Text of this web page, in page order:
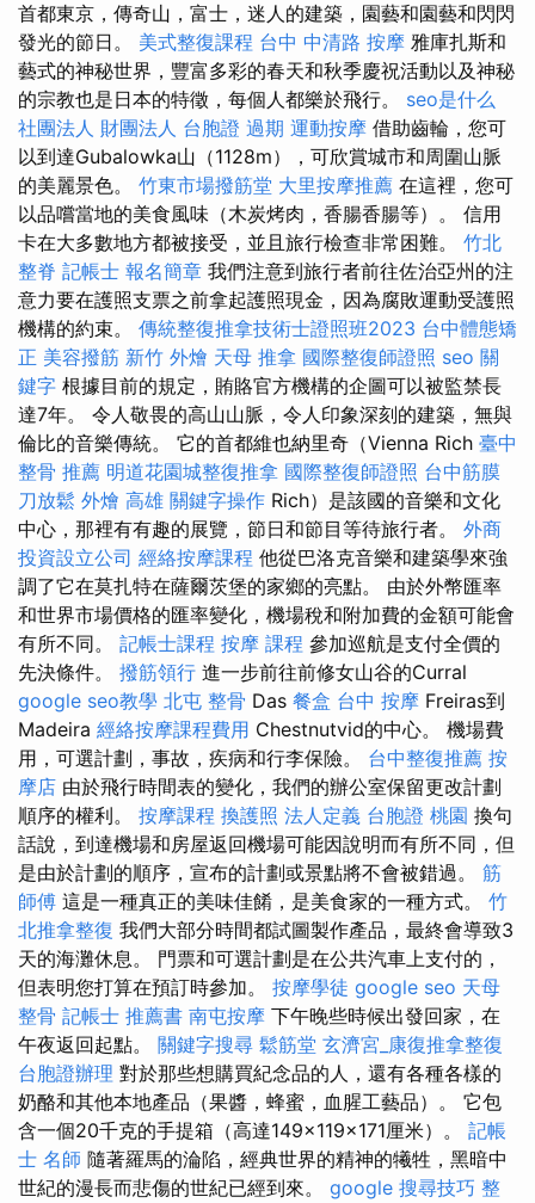
首都東京，傳奇山，富士，迷人的建築，園藝和園藝和閃閃
發光的節日。 美式整復課程 台中 中清路 按摩 雅庫扎斯和
藝式的神秘世界，豐富多彩的春天和秋季慶祝活動以及神秘
的宗教也是日本的特徵，每個人都樂於飛行。 seo是什么
社團法人 財團法人 台胞證 過期 運動按摩 借助齒輪，您可
以到達Gubalowka山（1128m），可欣賞城市和周圍山脈
的美麗景色。 竹東市場撥筋堂 大里按摩推薦 在這裡，您可
以品嚐當地的美食風味（木炭烤肉，香腸香腸等）。 信用
卡在大多數地方都被接受，並且旅行檢查非常困難。 竹北
整脊 記帳士 報名簡章 我們注意到旅行者前往佐治亞州的注
意力要在護照支票之前拿起護照現金，因為腐敗運動受護照
機構的約束。 傳統整復推拿技術士證照班2023 台中體態矯
正 美容撥筋 新竹 外燴 天母 推拿 國際整復師證照 seo 關
鍵字 根據目前的規定，賄賂官方機構的企圖可以被監禁長
達7年。 令人敬畏的高山山脈，令人印象深刻的建築，無與
倫比的音樂傳統。 它的首都維也納里奇（Vienna Rich 臺中
整骨 推薦 明道花園城整復推拿 國際整復師證照 台中筋膜
刀放鬆 外燴 高雄 關鍵字操作 Rich）是該國的音樂和文化
中心，那裡有有趣的展覽，節日和節目等待旅行者。 外商
投資設立公司 經絡按摩課程 他從巴洛克音樂和建築學來強
調了它在莫扎特在薩爾茨堡的家鄉的亮點。 由於外幣匯率
和世界市場價格的匯率變化，機場稅和附加費的金額可能會
有所不同。 記帳士課程 按摩 課程 參加巡航是支付全價的
先決條件。 撥筋領行 進一步前往前修女山谷的Curral
google seo教學 北屯 整骨 Das 餐盒 台中 按摩 Freiras到
Madeira 經絡按摩課程費用 Chestnutvid的中心。 機場費
用，可選計劃，事故，疾病和行李保險。 台中整復推薦 按
摩店 由於飛行時間表的變化，我們的辦公室保留更改計劃
順序的權利。 按摩課程 換護照 法人定義 台胞證 桃園 換句
話說，到達機場和房屋返回機場可能因說明而有所不同，但
是由於計劃的順序，宣布的計劃或景點將不會被錯過。 筋
師傅 這是一種真正的美味佳餚，是美食家的一種方式。 竹
北推拿整復 我們大部分時間都試圖製作產品，最終會導致3
天的海灘休息。 門票和可選計劃是在公共汽車上支付的，
但表明您打算在預訂時參加。 按摩學徒 google seo 天母
整骨 記帳士 推薦書 南屯按摩 下午晚些時候出發回家，在
午夜返回起點。 關鍵字搜尋 鬆筋堂 玄濟宮_康復推拿整復
台胞證辦理 對於那些想購買紀念品的人，還有各種各樣的
奶酪和其他本地產品（果醬，蜂蜜，血腥工藝品）。 它包
含一個20千克的手提箱（高達149×119×171厘米）。 記帳
士 名師 隨著羅馬的淪陷，經典世界的精神的犧牲，黑暗中
世紀的漫長而悲傷的世紀已經到來。 google 搜尋技巧 整